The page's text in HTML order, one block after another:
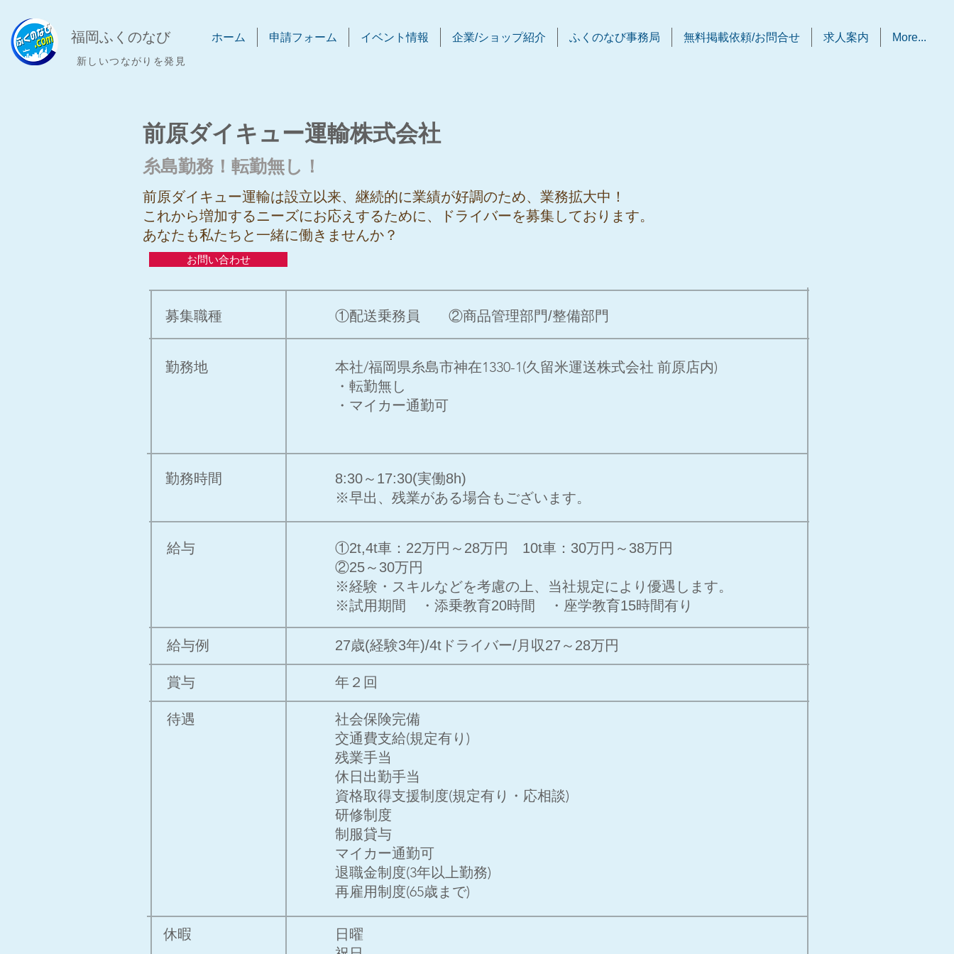
​福岡ふくのなび ホーム 申請フォーム イベント情報 企業/ショップ紹介 ふくのなび事務局 無料掲載依頼/お問合せ 求人案内 More...
新しいつながりを発見
前原ダイキュー運輸株式会社
糸島勤務！転勤無し！
前原ダイキュー運輸は設立以来、継続的に業績が好調のため、業務拡大中！
これから増加するニーズにお応えするために、ドライバーを募集しております。
あなたも私たちと一緒に働きませんか？
募集職種 ①配送乗務員 ②商品管理部門/整備部門
​勤務地
本社/福岡県糸島市神在1330-1(久留米運送株式会社 前原店内)
・転勤無し
・マイカー通勤可
勤務時間
8:30～17:30(実働8h)
※早出、残業がある場合もございます。
給与
①2t,4t車：22万円～28万円 10t車：30万円～38万円
②25～30万円
※経験・スキルなどを考慮の上、当社規定により優遇します。
※試用期間 ・添乗教育20時間 ・座学教育15時間有り
​給与例 27歳(経験3年)/4tドライバー/月収27～28万円
賞与 ​年２回
待遇
社会保険完備
交通費支給(規定有り)
残業手当
休日出勤手当
資格取得支援制度(規定有り・応相談)
研修制度
制服貸与
マイカー通勤可
退職金制度(3年以上勤務)
再雇用制度(65歳まで)
休暇
日曜
お問い合わせ